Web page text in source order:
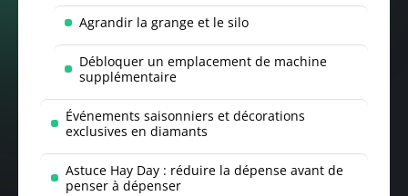
Agrandir la grange et le silo
Débloquer un emplacement de machine
supplémentaire
Événements saisonniers et décorations
exclusives en diamants
Astuce Hay Day : réduire la dépense avant de
penser à dépenser